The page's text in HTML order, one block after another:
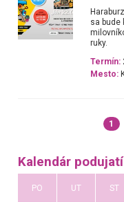
sa bude
ruky.
Termín:
Mesto:
1
Kalendár podujatí
PO UT ST